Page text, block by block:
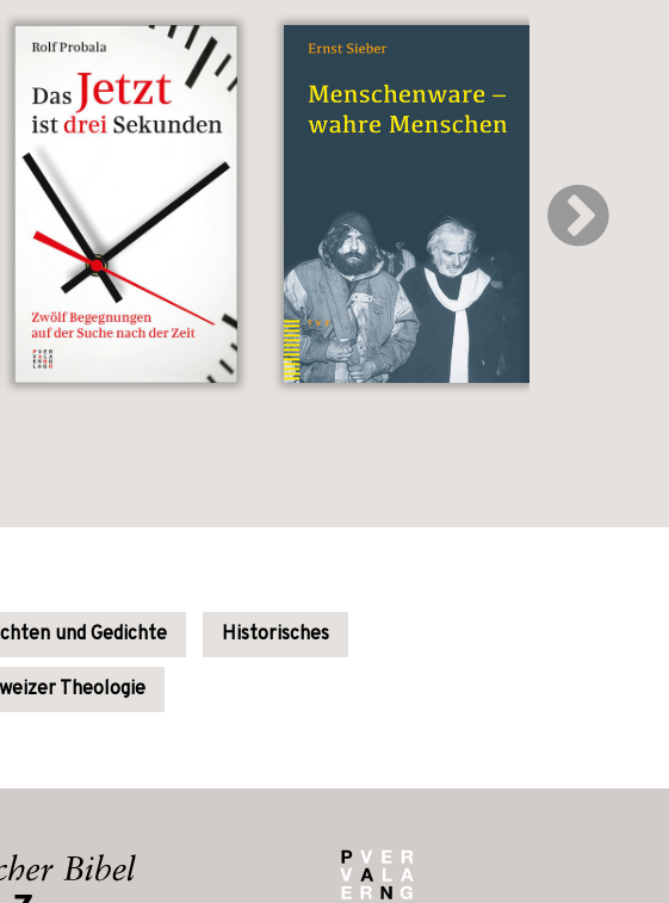
und Gedichte Historisches
Theologie